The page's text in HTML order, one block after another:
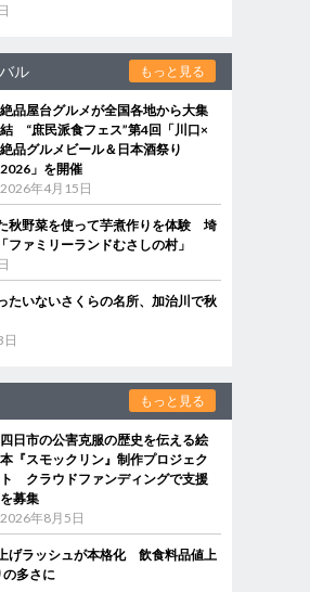
ル もっと見る
絶品屋台グルメが全国各地から大集
結 “庶民派食フェス”第4回「川口×
絶品グルメビール＆日本酒祭り
2026」を開催
2026年4月15日
秋野菜を使って芋煮作りを体験 埼
ファミリーランドむさしの村」
たいないさくらの名所、加治川で秋
もっと見る
四日市の公害克服の歴史を伝える絵
本『スモックリン』制作プロジェク
ト クラウドファンディングで支援
を募集
2026年8月5日
げラッシュが本格化 飲食料品値上
多さに